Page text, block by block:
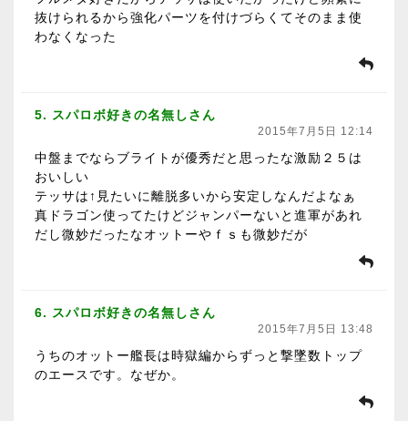
抜けられるから強化パーツを付けづらくてそのまま使
わなくなった
5. スパロボ好きの名無しさん
2015年7月5日 12:14
中盤までならブライトが優秀だと思ったな激励２５は
おいしい
テッサは↑見たいに離脱多いから安定しなんだよなぁ
真ドラゴン使ってたけどジャンパーないと進軍があれ
だし微妙だったなオットーやｆｓも微妙だが
6. スパロボ好きの名無しさん
2015年7月5日 13:48
うちのオットー艦長は時獄編からずっと撃墜数トップ
のエースです。なぜか。